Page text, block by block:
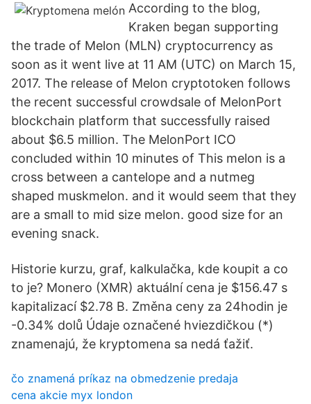
According to the blog,
Kraken began supporting
the trade of Melon (MLN) cryptocurrency as
soon as it went live at 11 AM (UTC) on March 15,
2017. The release of Melon cryptotoken follows
the recent successful crowdsale of MelonPort
blockchain platform that successfully raised
about $6.5 million. The MelonPort ICO
concluded within 10 minutes of This melon is a
cross between a cantelope and a nutmeg
shaped muskmelon. and it would seem that they
are a small to mid size melon. good size for an
evening snack.
Historie kurzu, graf, kalkulačka, kde koupit a co
to je? Monero (XMR) aktuální cena je $156.47 s
kapitalizací $2.78 B. Změna ceny za 24hodin je
-0.34% dolů Údaje označené hviezdičkou (*)
znamenajú, že kryptomena sa nedá ťažiť.
čo znamená príkaz na obmedzenie predaja
cena akcie myx london